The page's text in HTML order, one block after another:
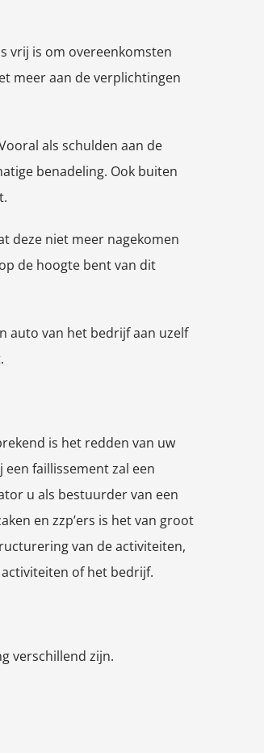
vrij is om overeenkomsten
meer aan de verplichtingen
als schulden aan de
benadeling. Ook buiten
deze niet meer nagekomen
de hoogte bent van dit
auto van het bedrijf aan uzelf
is het redden van uw
faillissement zal een
u als bestuurder van een
en zzp’ers is het van groot
van de activiteiten,
of het bedrijf.
verschillend zijn.